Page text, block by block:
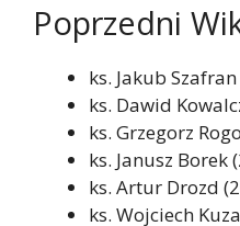
Poprzedni
ks. Jakub
ks. Dawid
ks. Grzegorz
ks. Janusz Borek
ks. Artur Drozd
ks. Wojciech